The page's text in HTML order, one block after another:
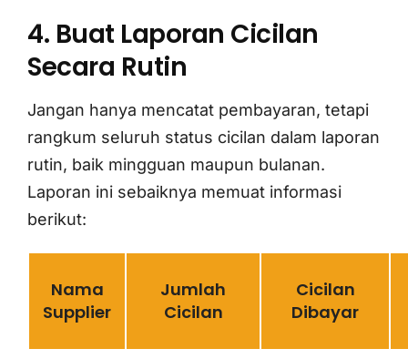
4. Buat Laporan Cicilan
Secara Rutin
Jangan hanya mencatat pembayaran, tetapi
rangkum seluruh status cicilan dalam laporan
rutin, baik mingguan maupun bulanan.
Laporan ini sebaiknya memuat informasi
berikut:
Nama
Supplier
Jumlah
Cicilan
Cicilan
Dibayar